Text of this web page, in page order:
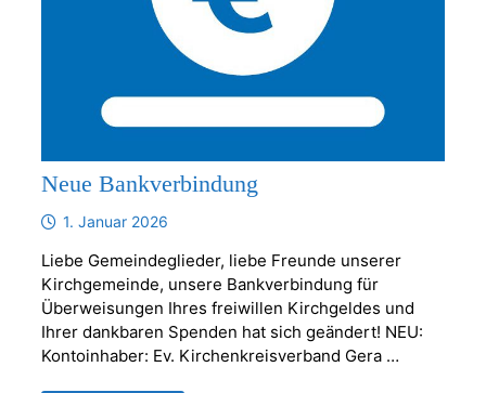
Neue Bankverbindung
1. Januar 2026
Liebe Gemeindeglieder, liebe Freunde unserer
Kirchgemeinde, unsere Bankverbindung für
Überweisungen Ihres freiwillen Kirchgeldes und
Ihrer dankbaren Spenden hat sich geändert! NEU:
Kontoinhaber: Ev. Kirchenkreisverband Gera …